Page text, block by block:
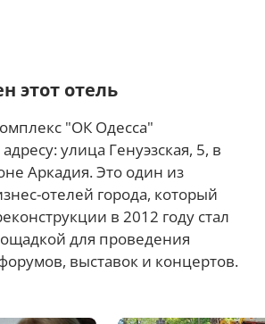
этот отель
"ОК Одесса"
улица Генуэзская, 5, в
Аркадия. Это один из
отелей города, который
в 2012 году стал
для проведения
выставок и концертов.